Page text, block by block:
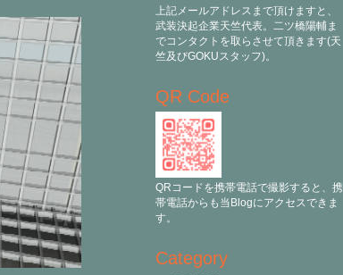
上記メールアドレスまで頂けますと、
武装決起企業天竺代表。二ツ橋陽輔ま
でコンタクトを取らさせて頂きます(天
竺及びGOKUスタッフ)。
QR Code
QRコードを携帯電話で撮影すると、携
帯電話からも当Blogにアクセスできま
す。
Category